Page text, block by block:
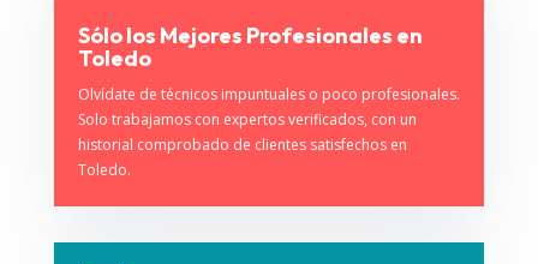
Sólo los Mejores Profesionales en
Toledo
Olvídate de técnicos impuntuales o poco profesionales.
Solo trabajamos con expertos verificados, con un
historial comprobado de clientes satisfechos en
Toledo.